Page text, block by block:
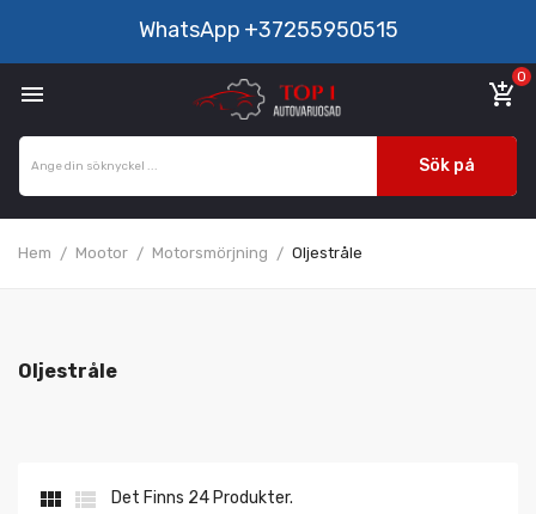
WhatsApp +37255950515
 add_shopping_cart
0
Sök på
Hem Mootor Motorsmörjning Oljestråle
Oljestråle
 
Det Finns 24 Produkter.